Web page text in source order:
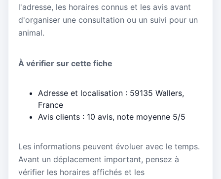
l'adresse, les horaires connus et les avis avant
d'organiser une consultation ou un suivi pour un
animal.
À vérifier sur cette fiche
Adresse et localisation : 59135 Wallers,
France
Avis clients : 10 avis, note moyenne 5/5
Les informations peuvent évoluer avec le temps.
Avant un déplacement important, pensez à
vérifier les horaires affichés et les